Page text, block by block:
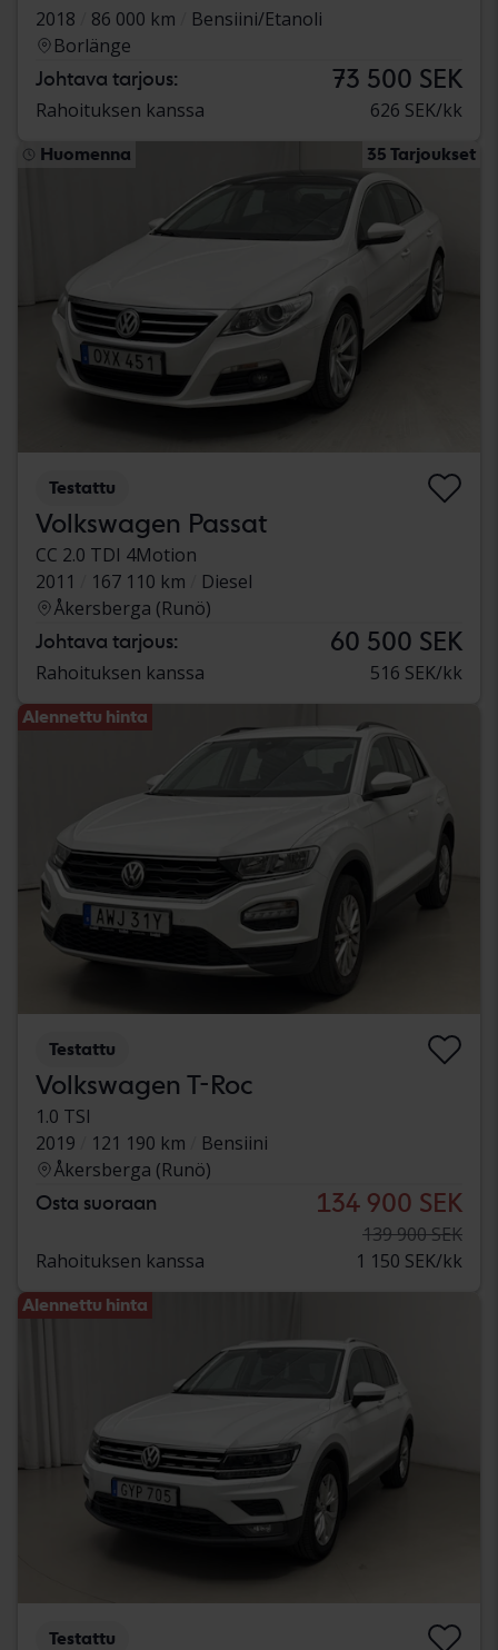
2018
86 000 km
Bensiini/Etanoli
Borlänge
Johtava tarjous: 73 500 SEK
Rahoituksen kanssa 626 SEK/kk
Huomenna 35 Tarjoukset
Testattu
Volkswagen Passat
CC 2.0 TDI 4Motion
2011
167 110 km
Diesel
Åkersberga (Runö)
Johtava tarjous: 60 500 SEK
Rahoituksen kanssa 516 SEK/kk
Alennettu hinta
Testattu
Volkswagen T-Roc
1.0 TSI
2019
121 190 km
Bensiini
Åkersberga (Runö)
Osta suoraan 134 900 SEK
139 900 SEK
Rahoituksen kanssa
1 150 SEK/kk
Alennettu hinta
Testattu